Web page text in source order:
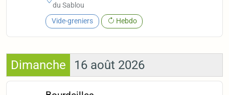
du Sablou
Vide-greniers Hebdo
Dimanche 16 août 2026